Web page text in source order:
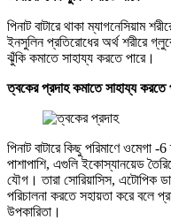
পিনাট বাটারে থাকা ম্যাগনেসিয়াম
ইনসুলিন প্রতিরোধের অর্থ শরীরে
ঝুঁকি কমাতে সাহায্য করতে পারে।
ত্বকের প্রদাহ কমাতে সাহায্য করতে
পিনাট বাটারে কিছু পরিমাণে
পাশাপাশি, এগুলি ইকোস্যানয়েড
যৌগ। তারা সোরিয়াসিস, এটোপিক
পরিচালনা করতে সহায়তা করে বলে
উপকারিতা।